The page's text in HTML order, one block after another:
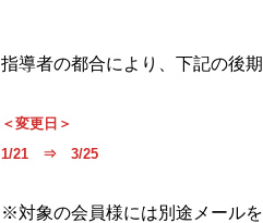
指導者の都合により、下記の後
＜変更日＞
1/21 ⇒ 3/25
※対象の会員様には別途メール